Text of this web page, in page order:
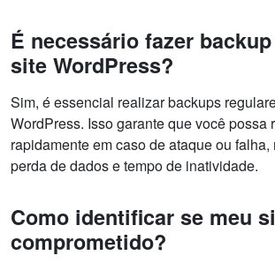
É necessário fazer
site WordPress?
Sim, é essencial realizar backups
WordPress. Isso garante que você possa
rapidamente em caso de ataque ou
perda de dados e tempo de inatividade.
Como identificar se meu
comprometido?